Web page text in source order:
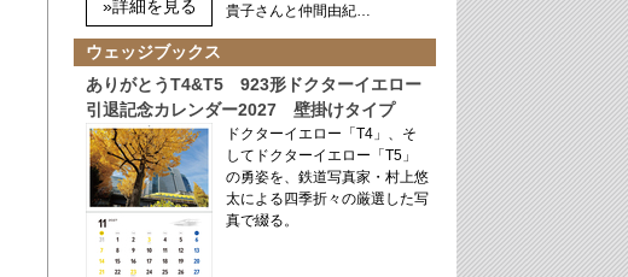
»詳細を見る
貴子さんと仲間由紀…
ウェッジブックス
ありがとうT4&T5 923形ドクターイエロー
引退記念カレンダー2027 壁掛けタイプ
ドクターイエロー「T4」、そ
してドクターイエロー「T5」
の勇姿を、鉄道写真家・村上悠
太による四季折々の厳選した写
真で綴る。